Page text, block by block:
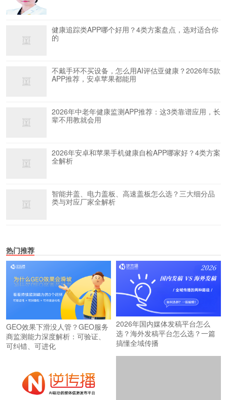
健康追踪类APP哪个好用？4类方案盘点，选对适合你
的
不戴手环不买设备，怎么用AI评估亚健康？2026年5款
APP推荐，安卓苹果都能用
2026年中老年健康监测APP推荐：这3类靠谱应用，长
辈不用教就会用
2026年安卓和苹果手机健康自检APP哪家好？4类方案
全解析
智能井盖、电力盖板、高速盖板怎么选？三大细分品
类与对应厂家全解析
热门推荐
GEO效果下滑没人管？GEO服务
商监测能力深度解析：可验证、
可纠错、可进化
2026年国内媒体发稿平台怎么
选？海外发稿平台怎么选？一篇
搞懂全域传播